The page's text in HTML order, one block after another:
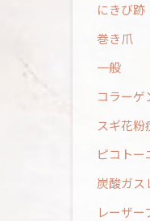
にきび跡
巻き爪
一般
コラーゲ
スギ花粉
ピコトー
炭酸ガス
レーザー